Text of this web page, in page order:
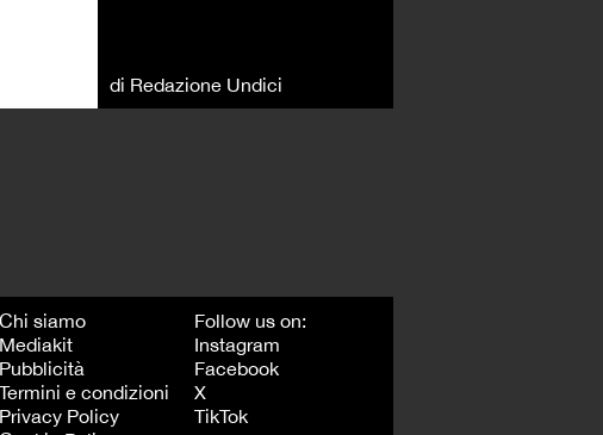
di Redazione Undici
Chi siamo
Mediakit
Pubblicità
Termini e condizioni
Privacy Policy
Follow us on:
Instagram
Facebook
X
TikTok